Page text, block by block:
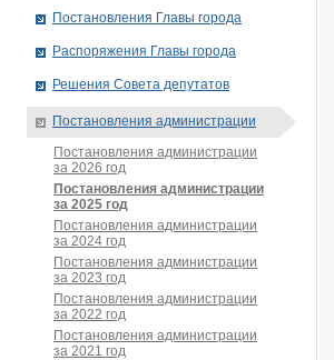
Постановления Главы города
Распоряжения Главы города
Решения Совета депутатов
Постановления администрации
Постановления администрации
за 2026 год
Постановления администрации
за 2025 год
Постановления администрации
за 2024 год
Постановления администрации
за 2023 год
Постановления администрации
за 2022 год
Постановления администрации
за 2021 год